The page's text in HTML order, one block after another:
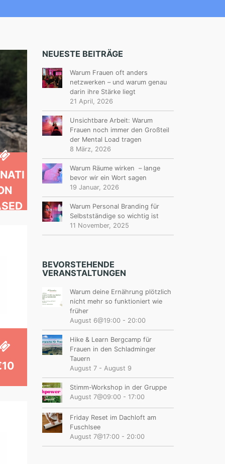
NEUESTE BEITRÄGE
Warum Frauen oft anders
netzwerken – und warum genau
darin ihre Stärke liegt
21 April, 2026
Unsichtbare Arbeit: Warum
Frauen noch immer den Großteil
der Mental Load tragen
8 März, 2026
Warum Räume wirken – lange
bevor wir ein Wort sagen
19 Januar, 2026
Warum Personal Branding für
Selbstständige so wichtig ist
11 November, 2025
BEVORSTEHENDE
VERANSTALTUNGEN
Warum deine Ernährung plötzlich
nicht mehr so funktioniert wie
früher
August 6@19:00- 20:00
Hike & Learn Bergcamp für
Frauen in den Schladminger
Tauern
August 7- August 9
Stimm-Workshop in der Gruppe
August 7@09:00- 17:00
Friday Reset im Dachloft am
Fuschlsee
August 7@17:00- 20:00